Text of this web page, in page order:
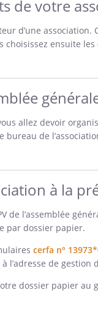
de votre
d’une
choisissez ensuite
allez devoir
de
à la
de l’assemblée
par dossier papier.
cerfa n°
l’adresse de gestion
dossier papier au